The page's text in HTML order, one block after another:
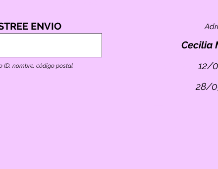
ENVIO
ID, nombre, código postal
TO
Cecilia
12/
28/